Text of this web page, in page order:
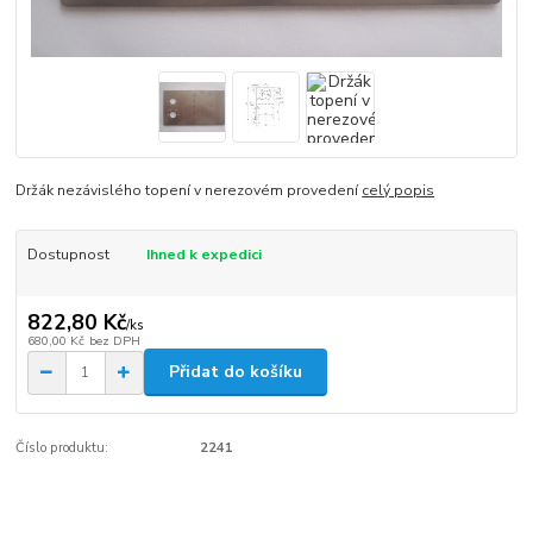
Držák nezávislého topení v nerezovém provedenícelý popis
Dostupnost Ihned k expedici
822,80 Kč/ks
680,00 Kč bez DPH
Přidat do košíku
Číslo produktu: 2241